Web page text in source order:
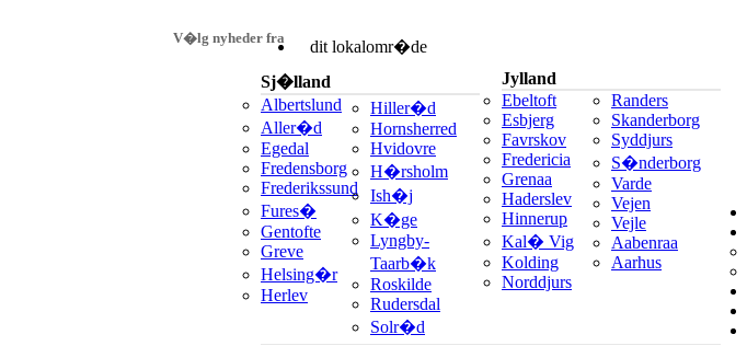
V�lg nyheder fra
dit lokalomr�de
Sj�lland
Albertslund
Aller�d
Egedal
Fredensborg
Frederikssund
Fures�
Gentofte
Greve
Helsing�r
Herlev
Hiller�d
Hornsherred
Hvidovre
H�rsholm
Ish�j
K�ge
Lyngby-
Taarb�k
Roskilde
Rudersdal
Solr�d
Jylland
Ebeltoft
Esbjerg
Favrskov
Fredericia
Grenaa
Haderslev
Hinnerup
Kal� Vig
Kolding
Norddjurs
Randers
Skanderborg
Syddjurs
S�nderborg
Varde
Vejen
Vejle
Aabenraa
Aarhus